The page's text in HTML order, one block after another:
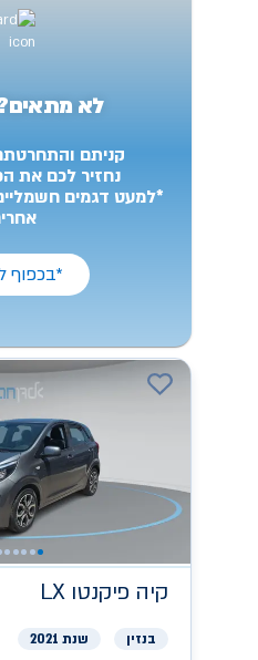
לא
קניתם
נחזיר לכם את
*למעט דגמים
*בכפוף
קיה פיקנטו LX
בנזין שנת 2021